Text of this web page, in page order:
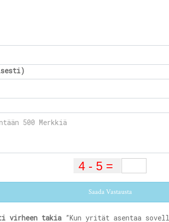
Saada Vastausta
virheen takia ”Kun yrität asentaa